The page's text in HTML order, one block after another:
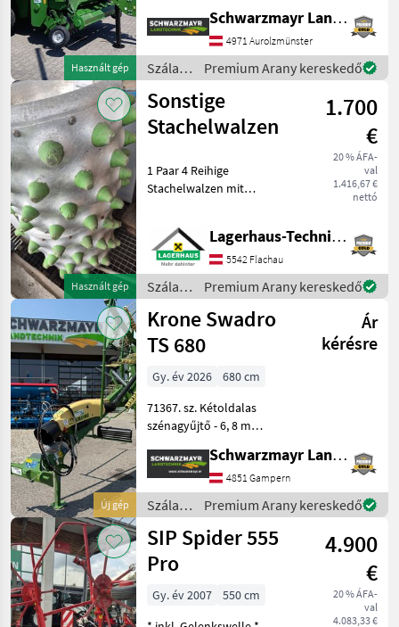
Használt gép
és 1, 0 m – 2, 70 m közötti
bála hossz - 26 késes
rotoros vágóművel - görgős
leszorítóv
Schwarzmayr Landtechnik GmbH - Aurolzmünster
4971 Aurolzmünster
Szálastakarmány
betakarítók
/ Krone
Premium Arany kereskedő
Használt gép
Sonstige
Stachelwalzen
1.700
€
20 % ÁFA-
val
1.416,67 €
nettó
1 Paar 4 Reihige
Stachelwalzen mit
bitten telefonisch oder per
Mail Ihren Besuch
bekanntzugeben, um
ausreichend Zeit
Lagerhaus-Technik Flachau
5542 Flachau
Szálastakarmány
betakarítók
/
Sonstige
Premium Arany kereskedő
Új gép
Krone Swadro
TS 680
Ár
kérésre
Gy. év 2026
680 cm
71367. sz. Kétoldalas
szénagyűjtő - 6, 8 m
merev fogkarokkal
(szállítási magasság 3 990
mm) - mindegyik fogkarban
4-4 emelhető dupla foggal
Schwarzmayr Landtechnik GmbH - Gampern
4851 Gampern
Szálastakarmány
betakarítók
/ Krone
Premium Arany kereskedő
SIP Spider 555
Pro
4.900
€
20 % ÁFA-
val
4.083,33 €
Gy. év 2007
550 cm